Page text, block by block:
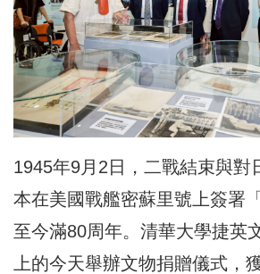
1945年9月2日，二戰結束與對
本在美國戰艦密蘇里號上簽署
至今滿80周年。清華大學捷英
上的今天舉辦文物捐贈儀式，